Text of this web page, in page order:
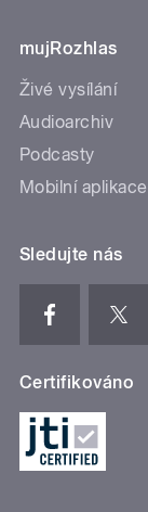
mujRozhlas
Živé vysílání
Audioarchiv
Podcasty
Mobilní aplikace
Sledujte nás
Certifikováno